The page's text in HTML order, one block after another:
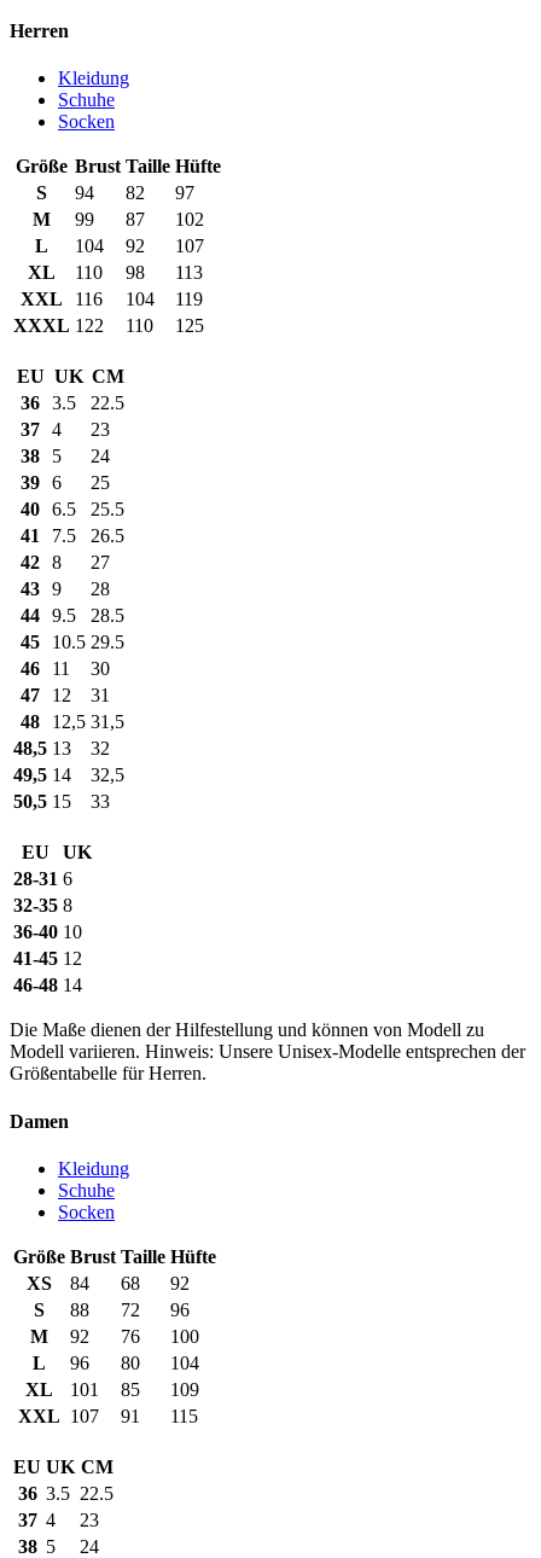
Herren
Kleidung
Schuhe
Socken
Größe Brust Taille Hüfte
S
94 82
97
M
99 87
102
L
104 92
107
XL
110 98
113
XXL
116 104
119
XXXL 122 110 125
EU UK CM
36 3.5
22.5
37 4
23
38
5
24
39 6
25
40 6.5
25.5
41
7.5
26.5
42 8
27
43 9
28
44 9.5
28.5
45
10.5 29.5
46
11
30
47
12
31
48
12,5 31,5
48,5 13
32
49,5 14
32,5
50,5 15 33
EU
UK
28-31 6
32-35 8
36-40 10
41-45 12
46-48 14
Die Maße dienen der Hilfestellung und können von Modell zu
Modell variieren. Hinweis: Unsere Unisex-Modelle entsprechen der
Größentabelle für Herren.
Damen
Kleidung
Schuhe
Socken
Größe Brust Taille Hüfte
XS
84 68
92
S
88 72
96
M
92 76
100
L
96 80
104
XL
101 85
109
XXL 107 91 115
EU UK CM
36 3.5 22.5
37 4
23
38 5
24